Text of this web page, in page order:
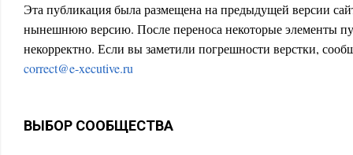
Эта публикация была размещена на предыдущей версии
нынешнюю версию. После переноса некоторые элементы
некорректно. Если вы заметили погрешности верстки,
correct@e-xecutive.ru
ВЫБОР СООБЩЕСТВА